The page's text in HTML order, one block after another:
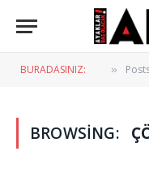
BURADASINIZ: »
BROWSING: